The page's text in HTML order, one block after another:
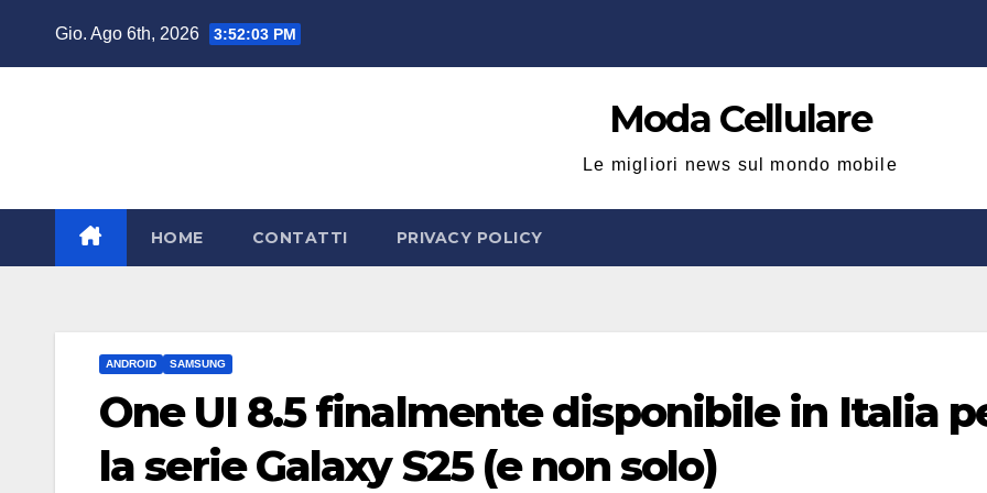
Gio. Ago 6th, 2026 3:52:03 PM
Moda Cellulare
Le migliori news sul mondo mobile
HOME CONTATTI PRIVACY POLICY
ANDROID SAMSUNG
One UI 8.5 finalmente disponibile in Italia
la serie Galaxy S25 (e non solo)